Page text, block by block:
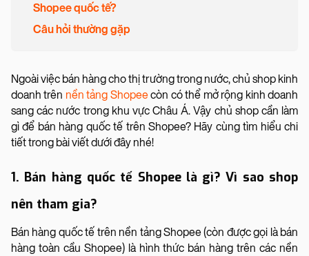
Shopee quốc tế?
Câu hỏi thường gặp
Ngoài việc bán hàng cho thị trường trong nước, chủ shop kinh
doanh trên nền tảng Shopeecòn có thể mở rộng kinh doanh
sang các nước trong khu vực Châu Á. Vậy chủ shop cần làm
gì để bán hàng quốc tế trên Shopee? Hãy cùng tìm hiểu chi
tiết trong bài viết dưới đây nhé!
1. Bán hàng quốc tế Shopee là gì? Vì sao shop
nên tham gia?
Bán hàng quốc tế trên nền tảng Shopee (còn được gọi là bán
hàng toàn cầu Shopee) là hình thức bán hàng trên các nền